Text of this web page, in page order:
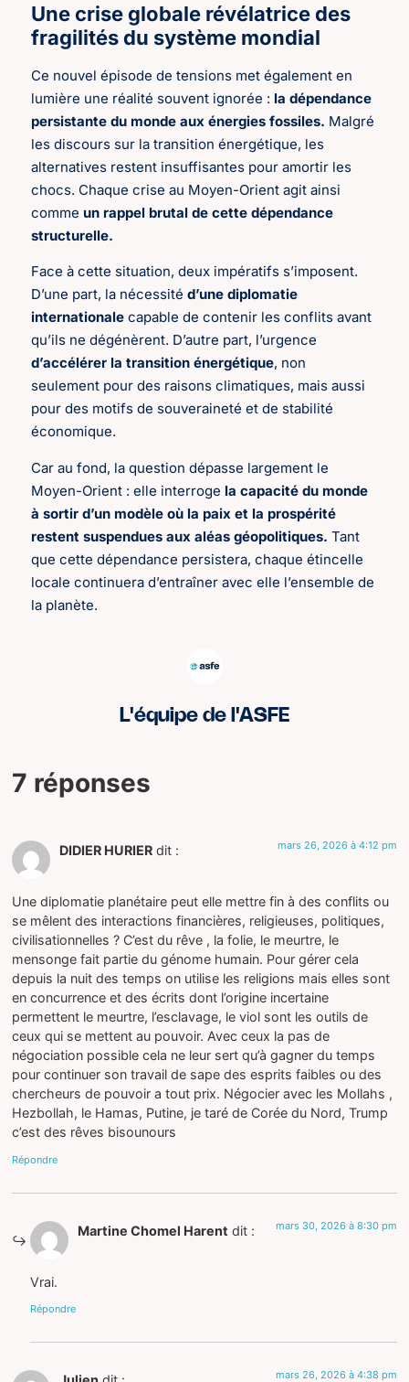
Une crise globale révélatrice des
fragilités du système mondial
Ce nouvel épisode de tensions met également en
lumière une réalité souvent ignorée : la dépendance
persistante du monde aux énergies fossiles. Malgré
les discours sur la transition énergétique, les
alternatives restent insuffisantes pour amortir les
chocs. Chaque crise au Moyen-Orient agit ainsi
comme un rappel brutal de cette dépendance
structurelle.
Face à cette situation, deux impératifs s’imposent.
D’une part, la nécessitéd’une diplomatie
internationale capable de contenir les conflits avant
qu’ils ne dégénèrent. D’autre part, l’urgence
d’accélérer la transition énergétique, non
seulement pour des raisons climatiques, mais aussi
pour des motifs de souveraineté et de stabilité
économique.
Car au fond, la question dépasse largement le
Moyen-Orient : elle interroge la capacité du monde
à sortir d’un modèle où la paix et la prospérité
restent suspendues aux aléas géopolitiques. Tant
que cette dépendance persistera, chaque étincelle
locale continuera d’entraîner avec elle l’ensemble de
la planète.
L'équipe de l'ASFE
7 réponses
DIDIER HURIER dit : mars 26, 2026 à 4:12 pm
Une diplomatie planétaire peut elle mettre fin à des conflits ou
se mêlent des interactions financières, religieuses, politiques,
civilisationnelles ? C’est du rêve , la folie, le meurtre, le
mensonge fait partie du génome humain. Pour gérer cela
depuis la nuit des temps on utilise les religions mais elles sont
en concurrence et des écrits dont l’origine incertaine
permettent le meurtre, l’esclavage, le viol sont les outils de
ceux qui se mettent au pouvoir. Avec ceux la pas de
négociation possible cela ne leur sert qu’à gagner du temps
pour continuer son travail de sape des esprits faibles ou des
chercheurs de pouvoir a tout prix. Négocier avec les Mollahs ,
Hezbollah, le Hamas, Putine, je taré de Corée du Nord, Trump
c’est des rêves bisounours
Répondre
Martine Chomel Harent dit : mars 30, 2026 à 8:30 pm
Vrai.
Répondre
mars 26, 2026 à 4:38 pm